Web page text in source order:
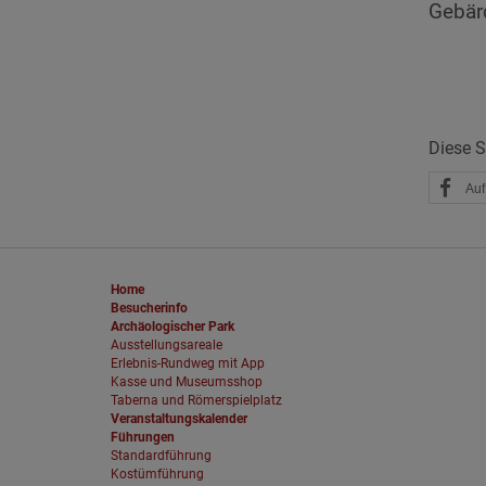
die Funktion
Website speichert,
Diese
Home
Besucherinfo
Archäologischer Park
Ausstellungsareale
Erlebnis-Rundweg mit App
Kasse und Museumsshop
Taberna und Römerspielplatz
Veranstaltungskalender
Führungen
Standardführung
Kostümführung